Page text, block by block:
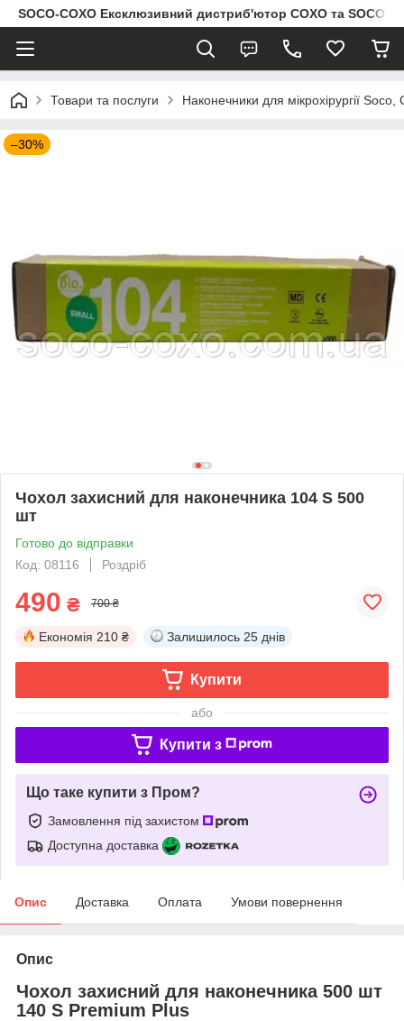
SOCO-COXO Ексклюзивний дистриб'ютор COXO та SOCO в
Товари та послуги Наконечники для мікрохірургії Soco,
–30%
Чохол захисний для наконечника 104 S 500
шт
Готово до відправки
Код: 08116
Роздріб
490 ₴ 700 ₴
Економія 210 ₴ Залишилось 25 днів
Купити
або
Купити з
Що таке купити з Пром?
Замовлення під захистом
Доступна доставка
Опис Доставка Оплата Умови повернення
Опис
Чохол захисний для наконечника 500 шт
140 S Premium Plus